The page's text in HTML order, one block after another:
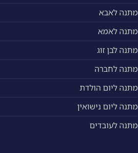
מתנה לאבא
מתנה לאמא
מתנה לבן זוג
מתנה לחברה
מתנה ליום הולדת
מתנה ליום נישואין
מתנה לעובדים